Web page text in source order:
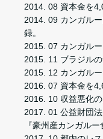
2014. 08 資本金を
2014. 09 カンガル
録。
2015. 07 カンガル
2015. 11 ブラジル
2015. 12 カンガル
2016. 07 資本金を
2016. 10 収益悪化
2017. 01 公益財団
『豪州産カンガル